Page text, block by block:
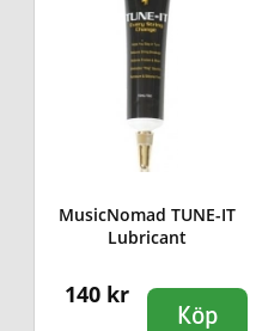
MusicNomad TUNE-IT
Lubricant
140 kr
Köp